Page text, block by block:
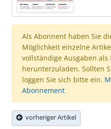
Als Abonnent haben Sie
Möglichkeit einzelne
vollständige Ausgaben als
herunterzuladen. Sollten
loggen Sie sich bitte ein.
Abonnement
vorheriger Artikel